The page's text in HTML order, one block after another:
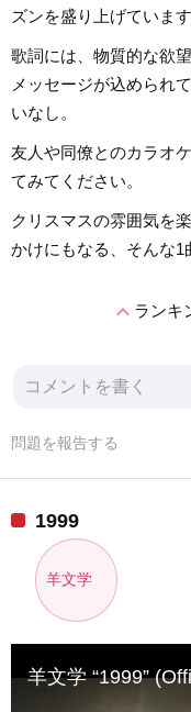
ズンを盛り上げています
歌詞には、物質的な欲
メッセージが込められ
いなし。
友人や同僚とのカラオ
てみてください。
クリスマスの雰囲気を
かけにもなる、そんな1
expand_lessランキ
問題を報告する
1999
羊文学
羊文学 “1999”